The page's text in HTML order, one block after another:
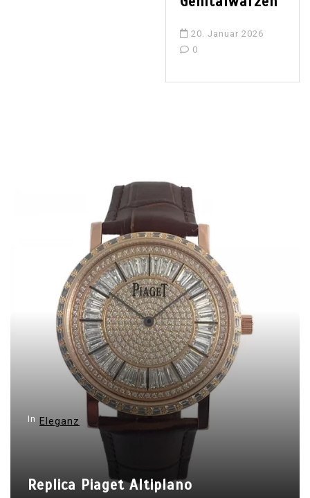
20. Januar 2026
0
In Eleganz
Replica Piaget Altiplano